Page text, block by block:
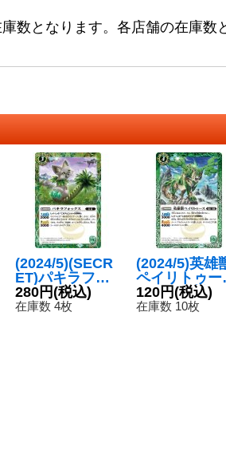
数となります。各店舗の在庫数
(2024/5)(SECR
ET)パキラフォ
ックス(Xレア仕
様/LM2024収録)
280円(税込)
在庫数 4枚
(2024/5)英雄
ペイリトゥー
(Xレア仕様/
024収録)【R】
120円(税込)
在庫数 10枚